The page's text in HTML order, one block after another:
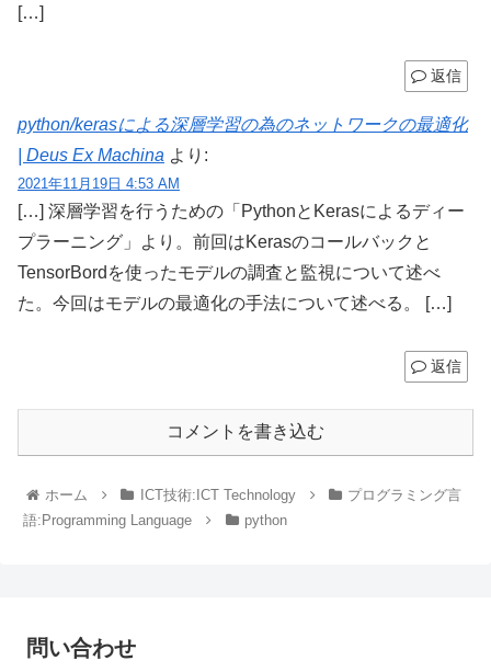
[…]
返信
python/kerasによる深層学習の為のネットワークの最適化
| Deus Ex Machina より:
2021年11月19日 4:53 AM
[…] 深層学習を行うための「PythonとKerasによるディー
プラーニング」より。前回はKerasのコールバックと
TensorBordを使ったモデルの調査と監視について述べ
た。今回はモデルの最適化の手法について述べる。 […]
返信
コメントを書き込む
ホーム ICT技術:ICT Technology
プログラミング言
語:Programming Language
python
問い合わせ